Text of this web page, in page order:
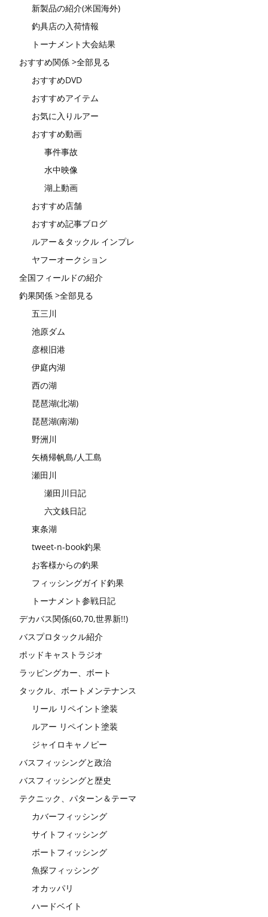
新製品の紹介(米国海外)
釣具店の入荷情報
トーナメント大会結果
おすすめ関係 >全部見る
おすすめDVD
おすすめアイテム
お気に入りルアー
おすすめ動画
事件事故
水中映像
湖上動画
おすすめ店舗
おすすめ記事ブログ
ルアー＆タックル インプレ
ヤフーオークション
全国フィールドの紹介
釣果関係 >全部見る
五三川
池原ダム
彦根旧港
伊庭内湖
西の湖
琵琶湖(北湖)
琵琶湖(南湖)
野洲川
矢橋帰帆島/人工島
瀬田川
瀬田川日記
六文銭日記
東条湖
tweet-n-book釣果
お客様からの釣果
フィッシングガイド釣果
トーナメント参戦日記
デカバス関係(60,70,世界新!!)
バスプロタックル紹介
ポッドキャストラジオ
ラッピングカー、ボート
タックル、ボートメンテナンス
リール リペイント塗装
ルアー リペイント塗装
ジャイロキャノピー
バスフィッシングと政治
バスフィッシングと歴史
テクニック、パターン＆テーマ
カバーフィッシング
サイトフィッシング
ボートフィッシング
魚探フィッシング
オカッパリ
ハードベイト